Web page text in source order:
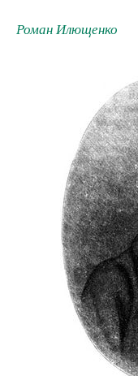
Роман Илющенко